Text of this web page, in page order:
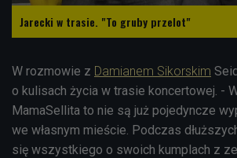
Jarecki w trasie. "To gruby przelot"
W rozmowie z Damianem Sikorskim
o kulisach życia w trasie koncertowej. -
MamaSellita to nie są już pojedyncze
we własnym mieście. Podczas
się wszystkiego o swoich kumplach z